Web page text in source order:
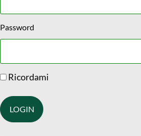
Password
Ricordami